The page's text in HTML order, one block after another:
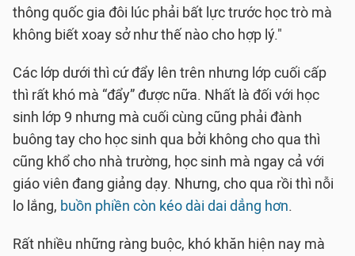
thông quốc gia đôi lúc phải bất lực trước học trò mà
không biết xoay sở như thế nào cho hợp lý."
Các lớp dưới thì cứ đẩy lên trên nhưng lớp cuối cấp
thì rất khó mà “đẩy” được nữa. Nhất là đối với học
sinh lớp 9 nhưng mà cuối cùng cũng phải đành
buông tay cho học sinh qua bởi không cho qua thì
cũng khổ cho nhà trường, học sinh mà ngay cả với
giáo viên đang giảng dạy. Nhưng, cho qua rồi thì nỗi
lo lắng, buồn phiền còn kéo dài dai dẳng hơn.
Rất nhiều những ràng buộc, khó khăn hiện nay mà